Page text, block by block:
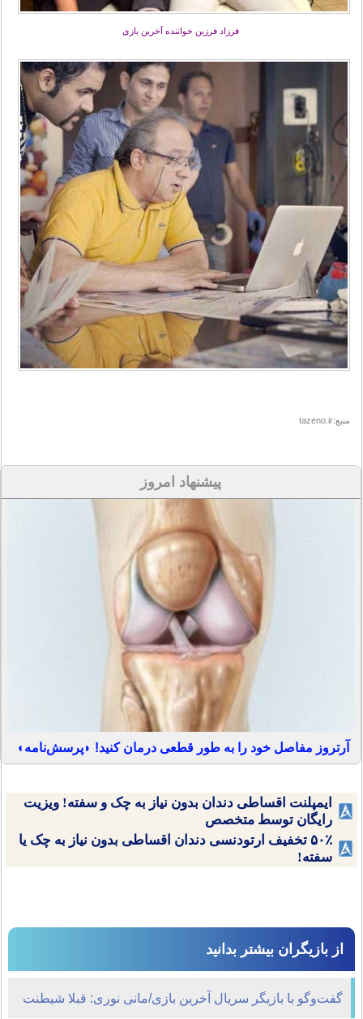
فرزاد فرزین خواننده آخرین بازی
منبع:tazeno.ir
پیشنهاد امروز
آرتروز مفاصل خود را به طور قطعی درمان کنید! ◗پرسش‌نامه◖
ایمپلنت اقساطی دندان بدون نیاز به چک و سفته! ویزیت
رایگان توسط متخصص
۵۰٪ تخفیف ارتودنسی دندان اقساطی بدون نیاز به چک یا
سفته!
از بازیگران بیشتر بدانید
گفت‌وگو با بازیگر سریال آخرین بازی/مانی نوری: قبلا شیطنت